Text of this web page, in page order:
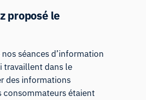
proposé le
séances d’information
travaillent dans le
des informations
consommateurs étaient